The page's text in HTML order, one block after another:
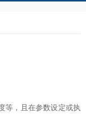
等，且在参数设定或执